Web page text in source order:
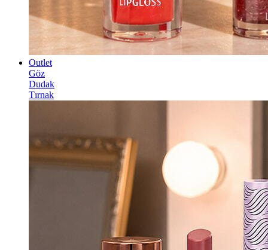
Outlet
Göz
Dudak
Tırnak